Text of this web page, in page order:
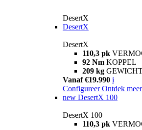
DesertX
DesertX
DesertX
110,3 pk
92 Nm KOPPEL
209 kg
Vanaf €19.990 i
Configureer Ontdek meer
new DesertX 100
DesertX 100
110,3 pk